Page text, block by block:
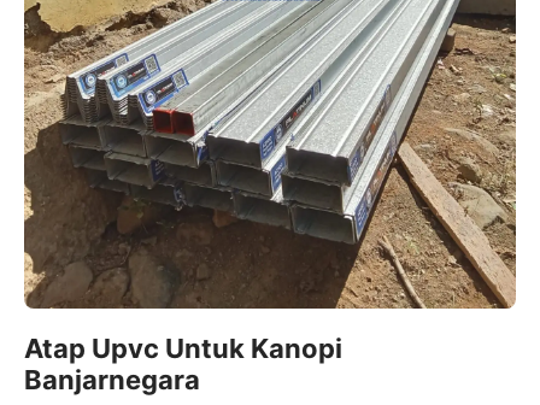
Atap Upvc Untuk Kanopi
Banjarnegara